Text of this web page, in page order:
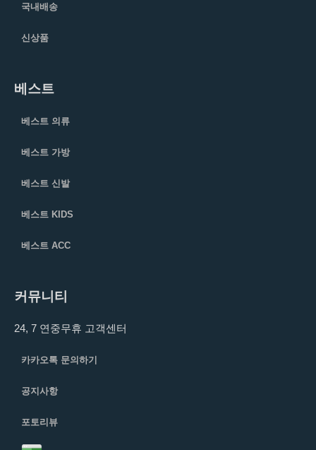
국내배송
신상품
베스트
베스트 의류
베스트 가방
베스트 신발
베스트 KIDS
베스트 ACC
커뮤니티
24, 7 연중무휴 고객센터
카카오톡 문의하기
공지사항
포토리뷰